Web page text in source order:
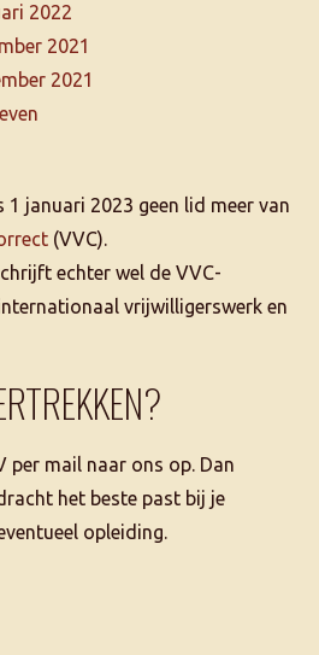
2022
2021
2021
januari 2023 geen lid meer van
(VVC).
echter wel de VVC-
vrijwilligerswerk en
per mail naar ons op. Dan
het beste past bij je
opleiding.